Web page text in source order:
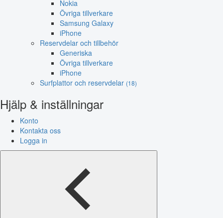
Nokia
Övriga tillverkare
Samsung Galaxy
iPhone
Reservdelar och tillbehör
Generiska
Övriga tillverkare
iPhone
Surfplattor och reservdelar (18)
Hjälp & inställningar
Konto
Kontakta oss
Logga in